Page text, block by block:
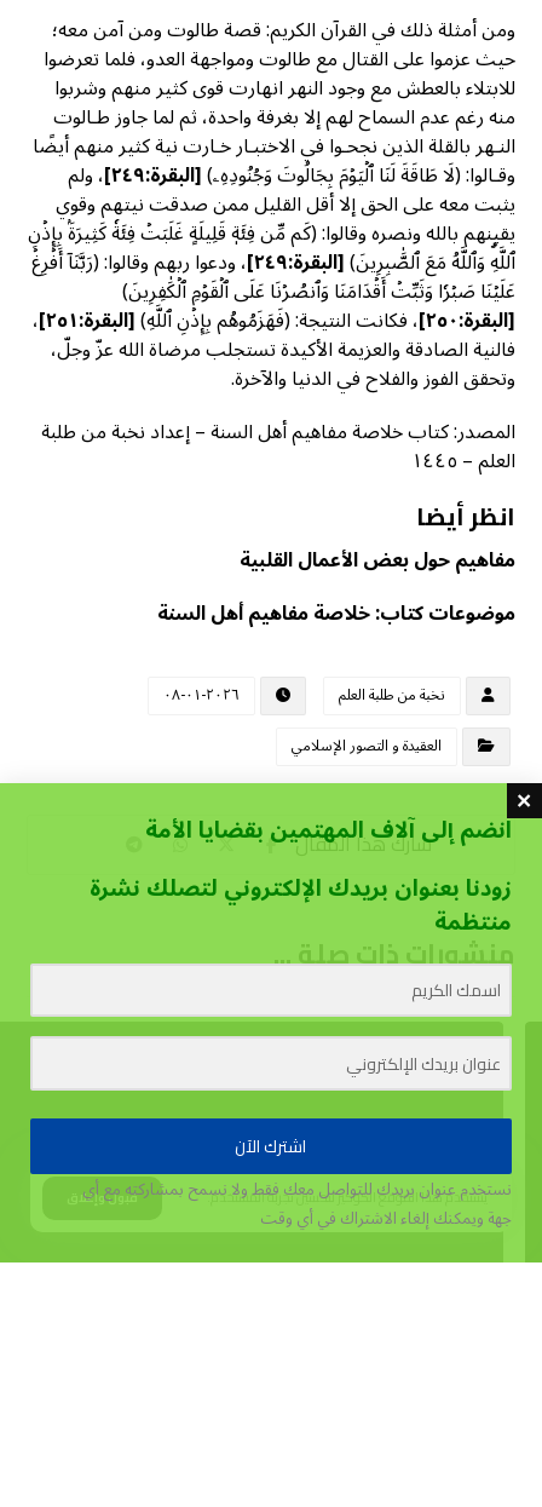
ومن أمثلة ذلك في القرآن الكريم: قصة طالوت ومن آمن معه؛
حيث عزموا على القتال مع طالوت ومواجهة العدو، فلما تعرضوا
للابتلاء بالعطش مع وجود النهر انهارت قوى كثير منهم وشربوا
منه رغم عدم السماح لهم إلا بغرفة واحدة، ثم لما جاوز طـالوت
النـهر بالقلة الذين نجحـوا في الاختبـار خـارت نية كثير منهم أيضًا
وقـالوا: (لَا طَاقَةَ لَنَا ٱلۡيَوۡمَ بِجَالُوتَ وَجُنُودِهِۦ)[البقرة:٢٤٩] ، ولم
يثبت معه على الحق إلا أقل القليل ممن صدقت نيتهم وقوي
يقينهم بالله ونصره وقالوا: (كَم مِّن فِئَةٖ قَلِيلَةٍ غَلَبَتۡ فِئَةٗ كَثِيرَةَۢ بِإِذۡنِ
ٱللَّهِۗ وَٱللَّهُ مَعَ ٱلصَّٰبِرِينَ)[البقرة:٢٤٩] ، ودعوا ربهم وقالوا: (رَبَّنَآ أَفۡرِغۡ
عَلَيۡنَا صَبۡرٗا وَثَبِّتۡ أَقۡدَامَنَا وَٱنصُرۡنَا عَلَى ٱلۡقَوۡمِ ٱلۡكَٰفِرِينَ)
[البقرة:٢٥٠] ، فكانت النتيجة: (فَهَزَمُوهُم بِإِذۡنِ ٱللَّهِ)[البقرة:٢٥١] ،
فالنية الصادقة والعزيمة الأكيدة تستجلب مرضاة الله عزّ وجلّ،
وتحقق الفوز والفلاح في الدنيا والآخرة.
المصدر: كتاب خلاصة مفاهيم أهل السنة – إعداد نخبة من طلبة
العلم – ١٤٤٥
انظر أيضا
مفاهيم حول بعض الأعمال القلبية
موضوعات كتاب: خلاصة مفاهيم أهل السنة
نخبة من طلبة العلم
٢٠٢٦-٠١-٠٨
العقيدة و التصور الإسلامي
منشورات ذات صلة ...
يستخدم هذا الموقع الكوكيز لتحسين تجربة المستخدم. قبول وإغلاق
انضم إلى آلاف المهتمين بقضايا الأمة
زودنا بعنوان بريدك الإلكتروني لتصلك نشرة
منتظمة
اشترك الآن
نستخدم عنوان بريدك للتواصل معك فقط ولا نسمح بمشاركته مع أي
جهةويمكنك إلغاء الاشتراك في أي وقت